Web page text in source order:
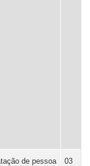
de pessoa
03